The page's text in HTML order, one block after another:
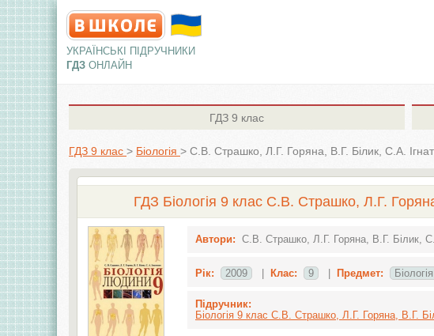
УКРАЇНСЬКІ ПІДРУЧНИКИ
ГДЗ ОНЛАЙН
ГДЗ 9 клас
ГДЗ 9 клас > Біологія > С.В. Страшко, Л.Г. Горяна, В.Г. Білик, С.А.
ГДЗ Біологія 9 клас С.В. Страшко, Л.Г.
Автори: С.В. Страшко, Л.Г. Горяна, В.Г. Білик,
Рік: 2009 Клас: 9 Предмет: Біологія
Підручник:
Біологія 9 клас С.В. Страшко, Л.Г. Горяна, В.Г.